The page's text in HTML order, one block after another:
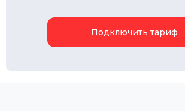
Подключить тариф